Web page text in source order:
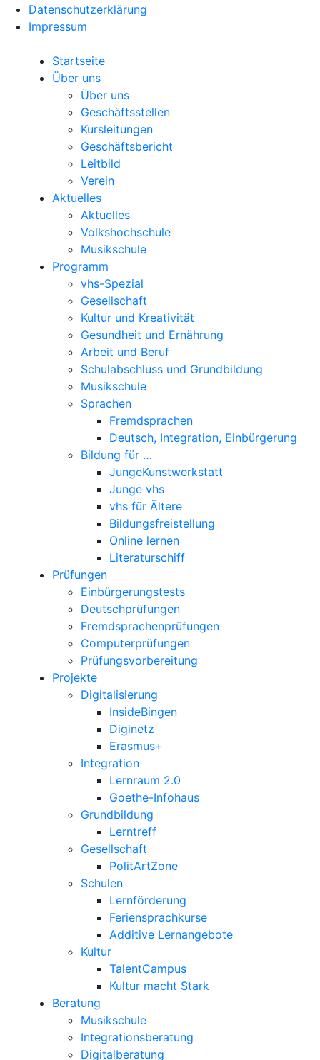
Datenschutzerklärung
Impressum
Startseite
Über uns
Über uns
Geschäftsstellen
Kursleitungen
Geschäftsbericht
Leitbild
Verein
Aktuelles
Aktuelles
Volkshochschule
Musikschule
Programm
vhs-Spezial
Gesellschaft
Kultur und Kreativität
Gesundheit und Ernährung
Arbeit und Beruf
Schulabschluss und Grundbildung
Musikschule
Sprachen
Fremdsprachen
Deutsch, Integration, Einbürgerung
Bildung für …
JungeKunstwerkstatt
Junge vhs
vhs für Ältere
Bildungsfreistellung
Online lernen
Literaturschiff
Prüfungen
Einbürgerungstests
Deutschprüfungen
Fremdsprachenprüfungen
Computerprüfungen
Prüfungsvorbereitung
Projekte
Digitalisierung
InsideBingen
Diginetz
Erasmus+
Integration
Lernraum 2.0
Goethe-Infohaus
Grundbildung
Lerntreff
Gesellschaft
PolitArtZone
Schulen
Lernförderung
Feriensprachkurse
Additive Lernangebote
Kultur
TalentCampus
Kultur macht Stark
Beratung
Musikschule
Integrationsberatung
Digitalberatung